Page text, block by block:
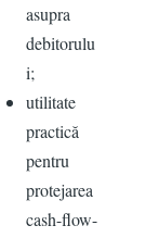
asupra
debitorulu
i;
utilitate
practică
pentru
protejarea
cash-flow-